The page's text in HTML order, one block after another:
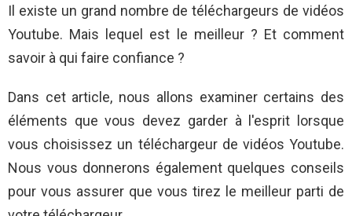
Il existe un grand nombre de téléchargeurs de vidéos
Youtube. Mais lequel est le meilleur ? Et comment
savoir à qui faire confiance ?
Dans cet article, nous allons examiner certains des
éléments que vous devez garder à l'esprit lorsque
vous choisissez un téléchargeur de vidéos Youtube.
Nous vous donnerons également quelques conseils
pour vous assurer que vous tirez le meilleur parti de